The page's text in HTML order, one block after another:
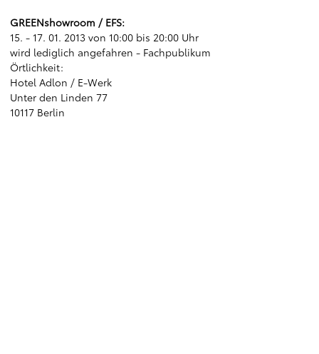
GREENshowroom / EFS:
15. - 17. 01. 2013 von 10:00 bis 20:00 Uhr
wird lediglich angefahren - Fachpublikum
Örtlichkeit:
Hotel Adlon / E-Werk
Unter den Linden 77
10117 Berlin